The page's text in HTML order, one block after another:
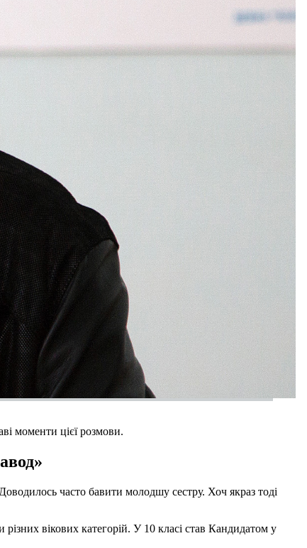
моменти цієї розмови.
часто бавити молодшу сестру. Хоч якраз тоді
вікових категорій. У 10 класі став Кандидатом у